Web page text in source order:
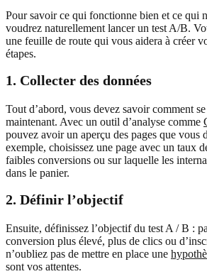
Pour savoir ce qui fonctionne bien et ce qui
voudrez naturellement lancer un test A/B.
une feuille de route qui vous aidera à créer
étapes.
1. Collecter des données
Tout d’abord, vous devez savoir comment
maintenant. Avec un outil d’analyse comme
pouvez avoir un aperçu des pages que vous
exemple, choisissez une page avec un taux
faibles conversions ou sur laquelle les
dans le panier.
2. Définir l’objectif
Ensuite, définissez l’objectif du test A / B :
conversion plus élevé, plus de clics ou
n’oubliez pas de mettre en place une
sont vos attentes.